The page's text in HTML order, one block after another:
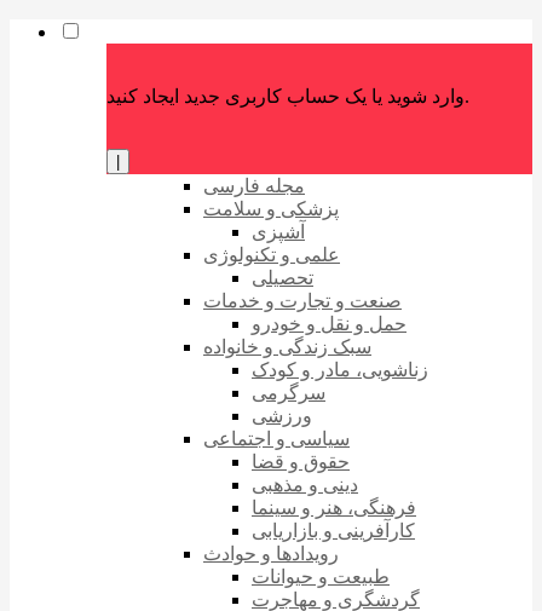
وارد شوید یا یک حساب کاربری جدید ایجاد کنید.
مجله فارسی
پزشکی و سلامت
آشپزی
علمی و تکنولوژی
تحصیلی
صنعت و تجارت و خدمات
حمل و نقل و خودرو
سبک زندگی و خانواده
زناشویی، مادر و کودک
سرگرمی
ورزشی
سیاسی و اجتماعی
حقوق و قضا
دینی و مذهبی
فرهنگی، هنر و سینما
کارآفرینی و بازاریابی
رویدادها و حوادث
طبیعت و حیوانات
گردشگری و مهاجرت